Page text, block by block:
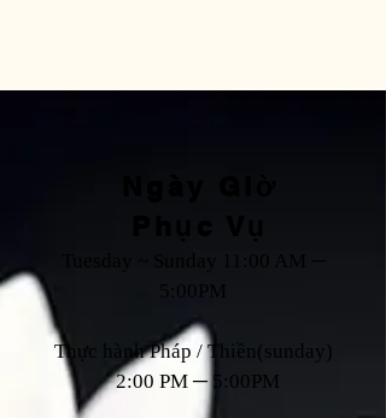
5:00PM
Thực hành Pháp / Thiền(sunday)
2:00 PM ─ 5:00PM